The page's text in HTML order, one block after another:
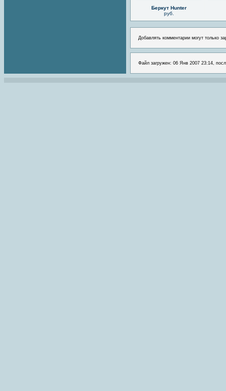
Беркут Hunter
руб.
Добавлять комментарии могут только
Файл загружен: 06 Янв 2007 23:14,